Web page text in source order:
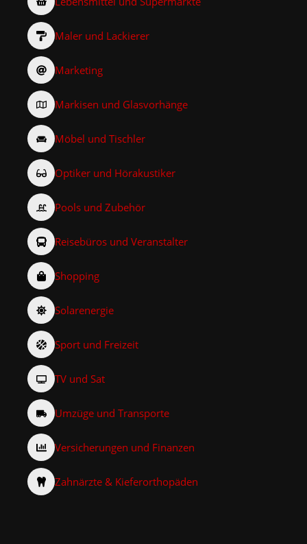
Maler und Lackierer
Marketing
Markisen und Glasvorhänge
Möbel und Tischler
Optiker und Hörakustiker
Pools und Zubehör
Reisebüros und Veranstalter
Shopping
Solarenergie
Sport und Freizeit
TV und Sat
Umzüge und Transporte
Versicherungen und Finanzen
Zahnärzte & Kieferorthopäden